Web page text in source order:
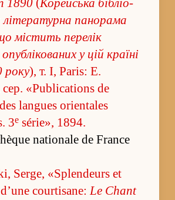
1890(Корейська бібліо­
літературна панорама
містить пере­лік
у цій країні
року), т. I, Paris: E.
«Publications de
langues orientales
3esérie», 1894.
nationale de France
Serge, «Splendeurs et
courtisane:Le Chant